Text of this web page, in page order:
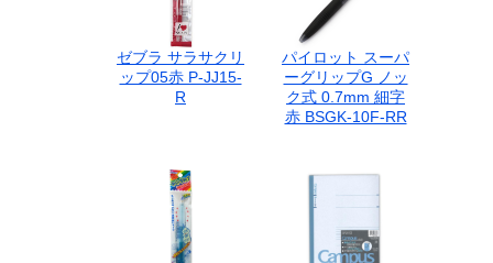
験 勉強 三菱 uni
JETSTREAM
ゼブラ サラサクリ
ップ05赤 P-JJ15-
R
パイロット スーパ
ーグリップG ノッ
ク式 0.7mm 細字
赤 BSGK-10F-RR